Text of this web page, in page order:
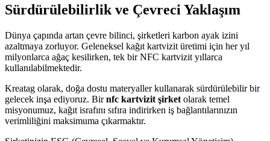
Sürdürülebilirlik ve Çevreci Yaklaşım
Dünya çapında artan çevre bilinci, şirketleri karbon ayak izini
azaltmaya zorluyor. Geleneksel kağıt kartvizit üretimi için her yıl
milyonlarca ağaç kesilirken, tek bir NFC kartvizit yıllarca
kullanılabilmektedir.
Kreatag olarak, doğa dostu materyaller kullanarak sürdürülebilir bir
gelecek inşa ediyoruz. Birnfc kartvizit şirket olarak temel
misyonumuz, kağıt israfını sıfıra indirirken iş bağlantılarınızın
verimliliğini maksimuma çıkarmaktır.